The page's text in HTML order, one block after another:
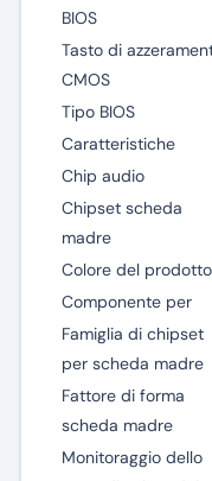
BIOS
Tasto di
CMOS
Tipo BIOS
Caratteristiche
Chip audio
Chipset scheda
madre
Colore del prodotto
Componente per
Famiglia di chipset
per scheda madre
Fattore di forma
scheda madre
Monitoraggio dello